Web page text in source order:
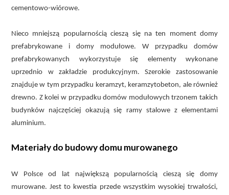
cementowo-wiórowe.
Nieco mniejszą popularnością cieszą się na ten moment domy
prefabrykowane i domy modułowe. W przypadku domów
prefabrykowanych wykorzystuje się elementy wykonane
uprzednio w zakładzie produkcyjnym. Szerokie zastosowanie
znajduje w tym przypadku keramzyt, keramzytobeton, ale również
drewno. Z kolei w przypadku domów modułowych trzonem takich
budynków najczęściej okazują się ramy stalowe z elementami
aluminium.
Materiały do budowy domu murowanego
W Polsce od lat największą popularnością cieszą się domy
murowane. Jest to kwestia przede wszystkim wysokiej trwałości,